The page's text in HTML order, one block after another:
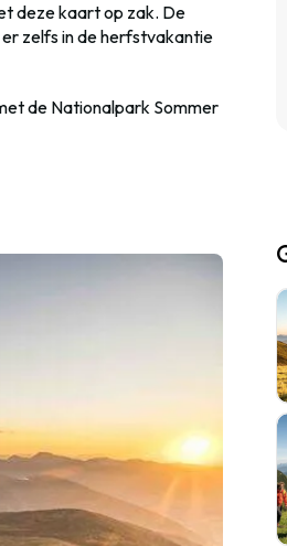
deze kaart op zak. De
er zelfs in de herfstvakantie
de Nationalpark Sommer